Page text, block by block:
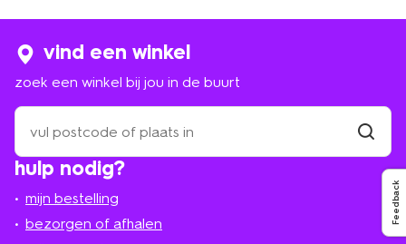
Feedback
leuk inpakpapier in allerlei soorten
en kleuren
Kies bij HEMA één of meerdere rollen kadopapier voor
in de kast. We hebben een breed assortiment voor
allerlei gelegenheden. Ga je naar een kinderverjaardag?
Dan kies je voor een rol leuk inpakpapier met vrolijke
kleuren. En misschien ook een print, bijvoorbeeld met
hulp nodig?
mijn bestelling
bezorgen of afhalen
vind een winkel
zoek een winkel bij jou in de buurt
zoek
een
winkel
bij
in
de
winkel